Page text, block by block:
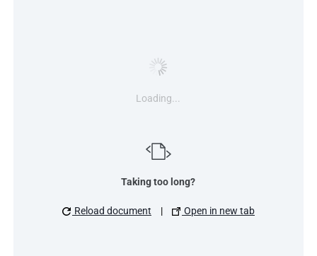
Loading...
Taking too long?
Reload document | Open in new tab